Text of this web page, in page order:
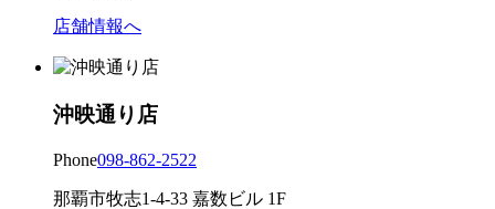
店舗情報へ
沖映通り店
Phone098-862-2522
那覇市牧志1-4-33 嘉数ビル 1F